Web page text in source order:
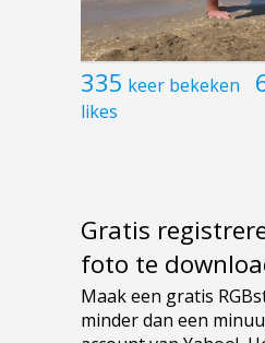
335 keer bekeken
likes
Gratis
foto te